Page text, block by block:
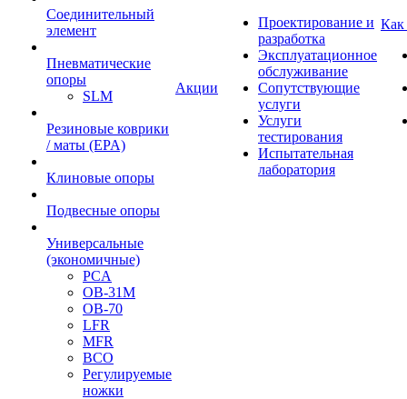
Cоединительный
элемент
Пневматические
опоры
SLM
Резиновые коврики
/ маты (EPA)
Клиновые опоры
Подвесные опоры
Универсальные
(экономичные)
PCA
ОВ-31М
OB-70
LFR
MFR
ВСО
Регулируемые
ножки
Акции
Проектирование и
разработка
Эксплуатационное
обслуживание
Сопутствующие
услуги
Услуги
тестирования
Испытательная
лаборатория
Как